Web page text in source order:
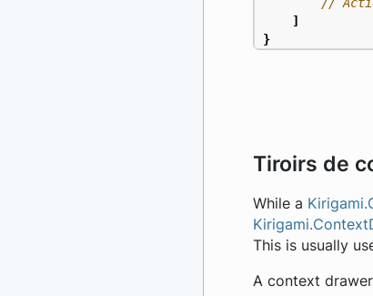
]
}
Tiroirs de
While a
This is usually
A context